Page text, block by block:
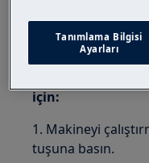
kurutma oluyorsa,
düzenleyebilirsiniz.
için:
1. Makineyi
tuşuna basın.
Tanımlama Bilgisi
Ayarları